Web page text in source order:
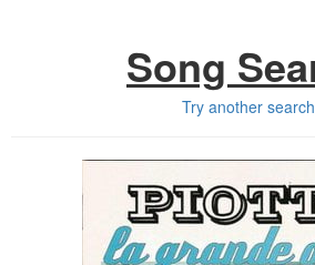
Song
Try another search